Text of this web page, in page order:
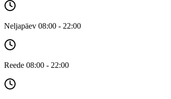
Neljapäev 08:00 - 22:00
Reede 08:00 - 22:00